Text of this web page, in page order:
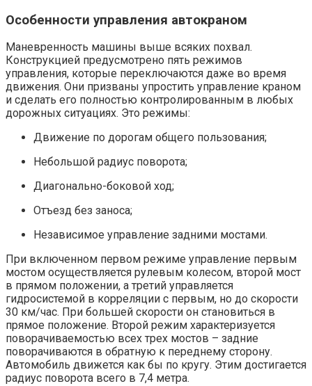
Особенности управления автокраном
Маневренность машины выше всяких похвал.
Конструкцией предусмотрено пять режимов
управления, которые переключаются даже во время
движения. Они призваны упростить управление краном
и сделать его полностью контролированным в любых
дорожных ситуациях. Это режимы:
Движение по дорогам общего пользования;
Небольшой радиус поворота;
Диагонально-боковой ход;
Отъезд без заноса;
Независимое управление задними мостами.
При включенном первом режиме управление первым
мостом осуществляется рулевым колесом, второй мост
в прямом положении, а третий управляется
гидросистемой в корреляции с первым, но до скорости
30 км/час. При большей скорости он становиться в
прямое положение. Второй режим характеризуется
поворачиваемостью всех трех мостов – задние
поворачиваются в обратную к переднему сторону.
Автомобиль движется как бы по кругу. Этим достигается
радиус поворота всего в 7,4 метра.